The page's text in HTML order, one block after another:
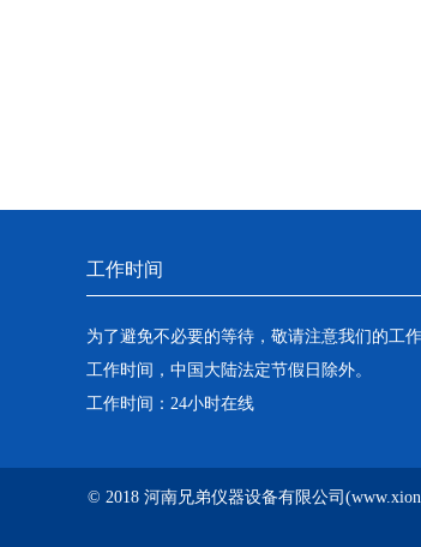
工作时间
为了避免不必要的等待，敬请注意我们的工
工作时间，中国大陆法定节假日除外。
工作时间：24小时在线
© 2018 河南兄弟仪器设备有限公司